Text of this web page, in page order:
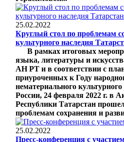
25.02.2022
Круглый стол по проблемам
культурного наследия
В рамках итоговых
языка, литературы и
АН РТ и в соответствии с
приуроченных к Году
нематериального
России, 24 февраля 2022 г. в
Республики Татарстан
проблемам сохранения и
25.02.2022
Пресс-конференция с